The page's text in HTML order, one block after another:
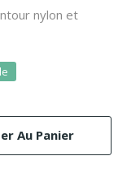
nylon et
Au Panier